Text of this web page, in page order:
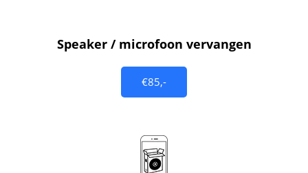
Speaker / microfoon vervangen
€85,-